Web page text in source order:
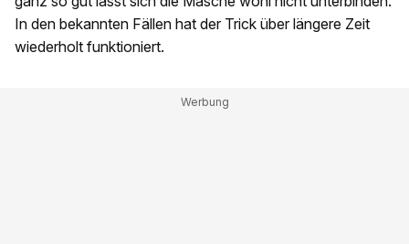
In den bekannten Fällen hat der Trick über längere Zeit
wiederholt funktioniert.